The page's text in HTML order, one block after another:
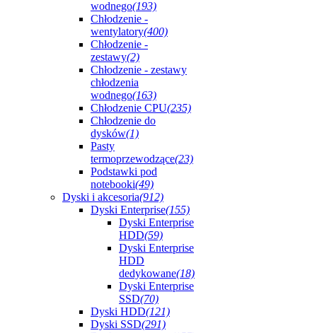
wodnego(193)
Chłodzenie -
wentylatory(400)
Chłodzenie -
zestawy(2)
Chłodzenie - zestawy
chłodzenia
wodnego(163)
Chłodzenie CPU(235)
Chłodzenie do
dysków(1)
Pasty
termoprzewodzące(23)
Podstawki pod
notebooki(49)
Dyski i akcesoria(912)
Dyski Enterprise(155)
Dyski Enterprise
HDD(59)
Dyski Enterprise
HDD
dedykowane(18)
Dyski Enterprise
SSD(70)
Dyski HDD(121)
Dyski SSD(291)